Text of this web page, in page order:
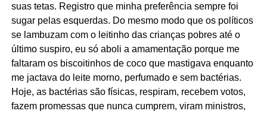
suas tetas. Registro que minha preferência sempre foi
sugar pelas esquerdas. Do mesmo modo que os políticos
se lambuzam com o leitinho das crianças pobres até o
último suspiro, eu só aboli a amamentação porque me
faltaram os biscoitinhos de coco que mastigava enquanto
me jactava do leite morno, perfumado e sem bactérias.
Hoje, as bactérias são físicas, respiram, recebem votos,
fazem promessas que nunca cumprem, viram ministros,